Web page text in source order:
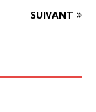
SUIVANT